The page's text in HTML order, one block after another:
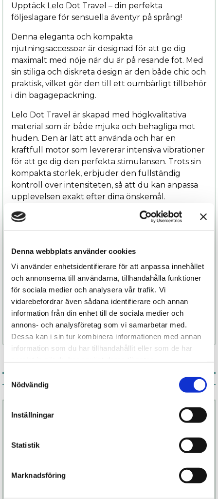
Denna webbplats använder cookies
Vi använder enhetsidentifierare för att anpassa innehållet
och annonserna till användarna, tillhandahålla funktioner
för sociala medier och analysera vår trafik. Vi
vidarebefordrar även sådana identifierare och annan
information från din enhet till de sociala medier och
annons- och analysföretag som vi samarbetar med.
Dessa kan i sin tur kombinera informationen med annan
information som du har tillhandahållit eller som de har
Samtyckesval
Nödvändig
Inställningar
Statistik
Marknadsföring
Upptäck Lelo Dot Travel – din perfekta
följeslagare för sensuella äventyr på språng!
Denna eleganta och kompakta
njutningsaccessoar är designad för att ge dig
maximalt med nöje när du är på resande fot. Med
sin stiliga och diskreta design är den både chic och
praktisk, vilket gör den till ett oumbärligt tillbehör
i din bagagepackning.
Lelo Dot Travel är skapad med högkvalitativa
material som är både mjuka och behagliga mot
huden. Den är lätt att använda och har en
kraftfull motor som levererar intensiva vibrationer
för att ge dig den perfekta stimulansen. Trots sin
kompakta storlek, erbjuder den fullständig
kontroll över intensiteten, så att du kan anpassa
upplevelsen exakt efter dina önskemål.
Den är också vattentålig, vilket betyder att du kan
Den laddas snabbt och enkelt via USB, vilket gör
den perfekt för både korta resor och längre
äventyr.
Specifikation
Associerade produkter